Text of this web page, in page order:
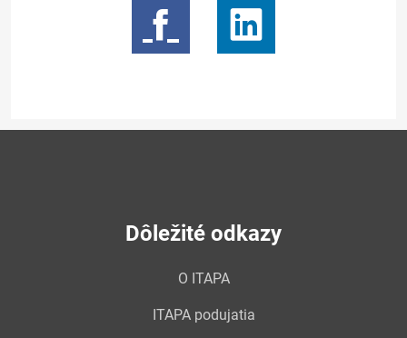
Dôležité odkazy
O ITAPA
ITAPA podujatia